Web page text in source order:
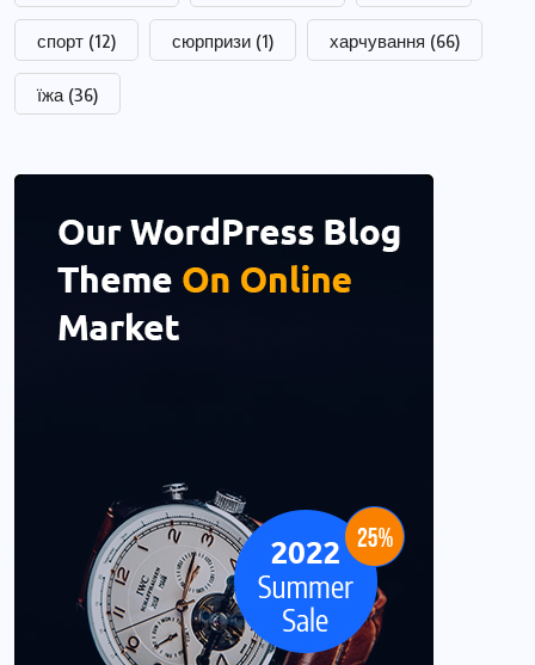
спорт (12) сюрпризи (1) харчування (66)
їжа (36)